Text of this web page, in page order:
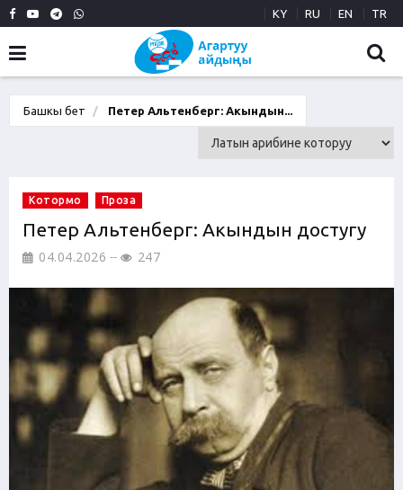
KY RU EN TR
Башкы бет Петер Альтенберг: Акындын...
Котормо Проза
Петер Альтенберг: Акындын достугу
04.04.2026 247